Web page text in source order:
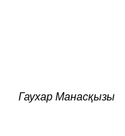
Гаухар Манасқызы